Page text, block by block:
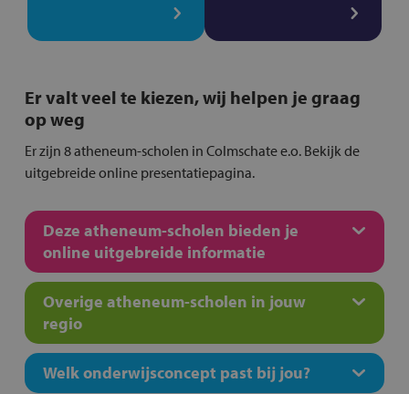
Er valt veel te kiezen, wij helpen je graag
op weg
Er zijn 8 atheneum-scholen in Colmschate e.o. Bekijk de
uitgebreide online presentatiepagina.
Deze atheneum-scholen bieden je
online uitgebreide informatie
Overige atheneum-scholen in jouw
regio
Welk onderwijsconcept past bij jou?